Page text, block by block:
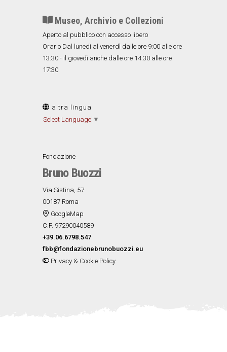
Museo, Archivio e Collezioni
Aperto al pubblico con accesso libero
Orario Dal lunedì al venerdì dalle ore 9:00 alle ore
13:30 - il giovedì anche dalle ore 14:30 alle ore
17:30
altra lingua
Select Language ▼
Fondazione
Bruno Buozzi
Via Sistina, 57
00187 Roma
GoogleMap
C.F. 97290040589
+39.06.6798.547
fbb@fondazionebrunobuozzi.eu
Privacy & Cookie Policy